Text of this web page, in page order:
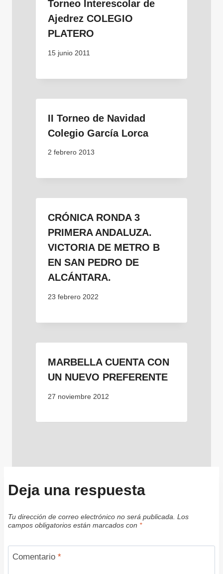
Torneo Interescolar de
Ajedrez COLEGIO
PLATERO
15 junio 2011
II Torneo de Navidad
Colegio García Lorca
2 febrero 2013
CRÓNICA RONDA 3
PRIMERA ANDALUZA.
VICTORIA DE METRO B
EN SAN PEDRO DE
ALCÁNTARA.
23 febrero 2022
MARBELLA CUENTA CON
UN NUEVO PREFERENTE
27 noviembre 2012
Deja una respuesta
Tu dirección de correo electrónico no será publicada. Los
campos obligatorios están marcados con *
Comentario *